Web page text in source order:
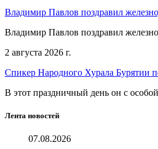
Владимир Павлов поздравил
Владимир Павлов поздравил
2 августа 2026 г.
Спикер Народного Хурала Бурятии
В этот праздничный день он с
Лента новостей
07.08.2026